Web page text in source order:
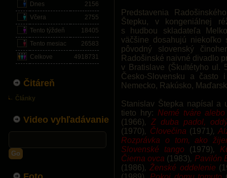
Dnes
2156
Včera
2755
Tento týždeň
18405
Tento mesiac
26583
Celkove
4918731
Čitáreň
Články
Video vyhľadávanie
Go
Predstavenia
Štepku, v kongeniálnej
s hudbou skladateľa
väčšine dosahujú
pôvodný slovenský
Radošinské naivné divadlo
v Bratislave (Škultétyho ul.
Česko-Slovensku a často
Nemecko, Rakúsko,
Stanislav Štepka napísal a
tieto hry: Nemé tváre
(1966),Z duba padol,
(1970), Človečina (1971 ),
Rozprávka o tom, ako
Slovenské tango (1979),
Čierna ovca (1983), Pavilón
(1986),Ženské oddelenie